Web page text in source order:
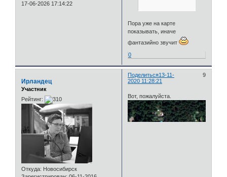
17-06-2026 17:14:22
Пора уже на карте
показывать, иначе
фантазийно звучит
0
Поделиться 9
13-11-
2020 11:28:21
Ирландец
Участник
Рейтинг:
Откуда: Новосибирск
Вот, пожалуйста.